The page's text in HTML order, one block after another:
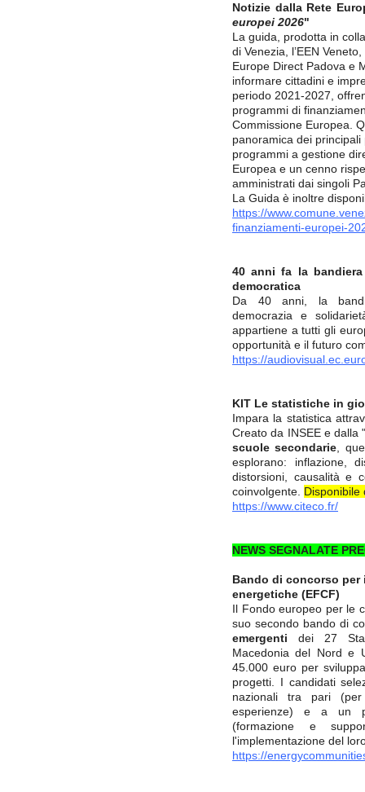
Notizie dalla Rete
europei 2026"
La guida, prodotta in
di Venezia, l’EEN
Europe Direct Padova e
informare cittadini e
periodo 2021-2027,
programmi di
Commissione Europea.
panoramica dei
programmi a gestione
Europea e un cenno
amministrati dai singoli
La Guida è inoltre
https://
finanziamenti-europei-
40 anni fa la
democratica
Da 40 anni, la
democrazia e
appartiene a tutti gli
opportunità e il futuro
https://
KIT Le statistiche in
Impara la statistica
Creato da INSEE e dalla
scuole secondarie ,
esplorano: inflazione,
distorsioni, causalità e
coinvolgente. Disponibile
https://www.citeco.fr/
NEWS SEGNALATE
Bando di concorso per
energetiche (EFCF)
Il Fondo europeo per le
suo secondo bando di
emergenti dei 27
Macedonia del Nord e
45.000 euro per
progetti. I candidati
nazionali tra pari
esperienze) e a un
(formazione e
l'implementazione del
https://